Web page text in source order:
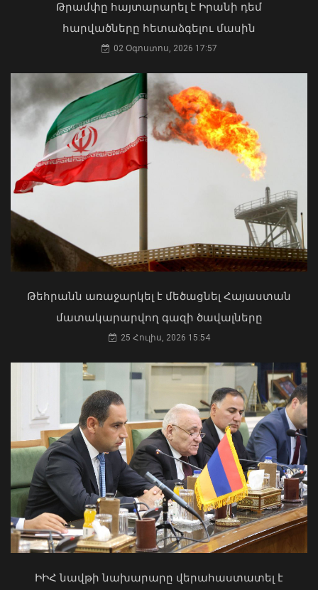
ԶՈՒ ԳՇ պետը զինծառայողների հետ
քննարկել է կարգապահության
բարձրացման խնդիրները
07 Օգոստոս, 2026 20:17
Ռուբեն Ռուբինյանն աշխարհի
խորհրդարանների
ամենաերիտասարդ նախագահն է
07 Օգոստոս, 2026 20:01
Մկրտության արարողությունից հետո
Արտաշատում 14 մարդ թունավորման
ախտանիշներով դիմել է ԲԿ. ՀՎԿԱԿ
02 Օգոստոս, 2026 15:06
Առանց մարդու միջամտության
կոտրում են Telegram, WhatsApp․
մեդիափորձագետ (տեսանյութ)
04 Օգոստոս, 2026 23:34
Թրամփը հայտարարել է Իրանի դեմ
հարվածները հետաձգելու մասին
02 Օգոստոս, 2026 17:57
Թեհրանն առաջարկել է մեծացնել Հայաստան
մատակարարվող գազի ծավալները
25 Հուլիս, 2026 15:54
ԻԻՀ նավթի նախարարը վերահաստատել է